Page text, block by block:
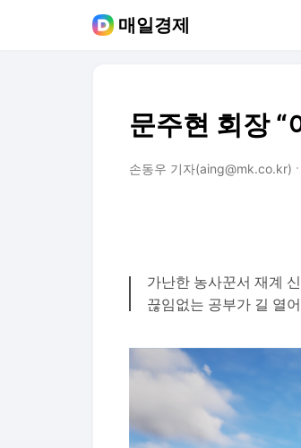
매일경제
문주현 회장 “
손동우 기자(aing@mk.co.kr)
가난한 농사꾼서 재계
끊임없는 공부가 길 열